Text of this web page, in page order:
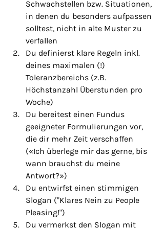
Schwachstellen bzw. Situationen,
in denen du besonders aufpassen
solltest, nicht in alte Muster zu
verfallen
Du definierst klare Regeln inkl.
deines maximalen (!)
Toleranzbereichs (z.B.
Höchstanzahl Überstunden pro
Woche)
Du bereitest einen Fundus
geeigneter Formulierungen vor,
die dir mehr Zeit verschaffen
(«Ich überlege mir das gerne, bis
wann brauchst du meine
Antwort?»)
Du entwirfst einen stimmigen
Slogan ("Klares Nein zu People
Pleasing!")
Du vermerkst den Slogan mit